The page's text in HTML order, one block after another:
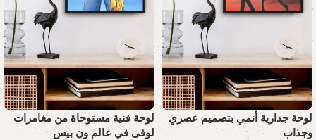
لوحة جدارية أنمي بتصميم عصري
وجذاب
لوحة فنية مستوحاة من مغامرات
لوفى في عالم ون بيس